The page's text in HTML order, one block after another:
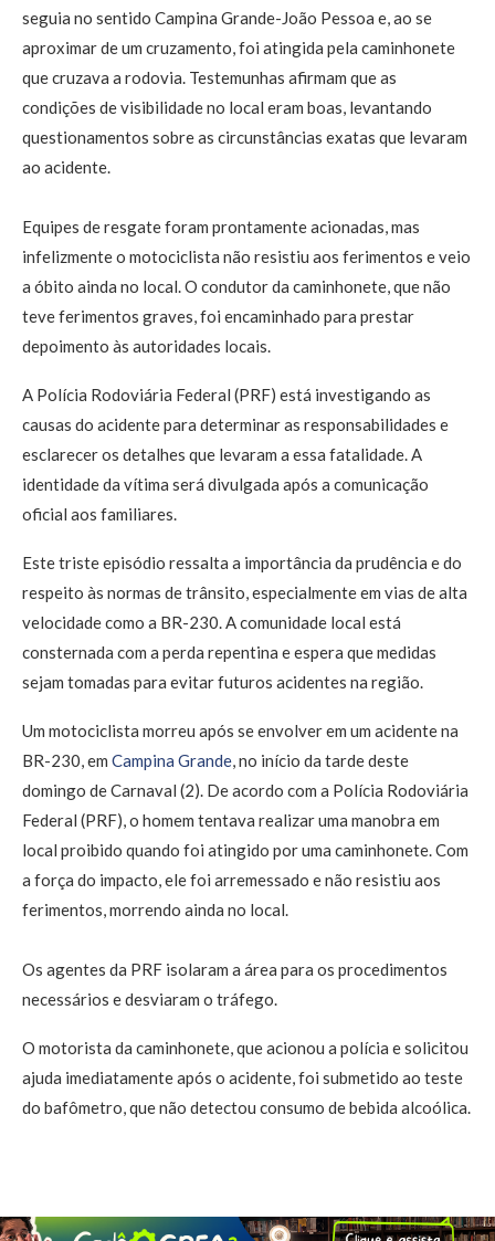
seguia no sentido Campina Grande-João Pessoa e, ao se
aproximar de um cruzamento, foi atingida pela caminhonete
que cruzava a rodovia. Testemunhas afirmam que as
condições de visibilidade no local eram boas, levantando
questionamentos sobre as circunstâncias exatas que levaram
ao acidente.
Equipes de resgate foram prontamente acionadas, mas
infelizmente o motociclista não resistiu aos ferimentos e veio
a óbito ainda no local. O condutor da caminhonete, que não
teve ferimentos graves, foi encaminhado para prestar
depoimento às autoridades locais.
A Polícia Rodoviária Federal (PRF) está investigando as
causas do acidente para determinar as responsabilidades e
esclarecer os detalhes que levaram a essa fatalidade. A
identidade da vítima será divulgada após a comunicação
oficial aos familiares.
Este triste episódio ressalta a importância da prudência e do
respeito às normas de trânsito, especialmente em vias de alta
velocidade como a BR-230. A comunidade local está
consternada com a perda repentina e espera que medidas
sejam tomadas para evitar futuros acidentes na região.
Um motociclista morreu após se envolver em um acidente na
BR-230, em Campina Grande, no início da tarde deste
domingo de Carnaval (2). De acordo com a Polícia Rodoviária
Federal (PRF), o homem tentava realizar uma manobra em
local proibido quando foi atingido por uma caminhonete. Com
a força do impacto, ele foi arremessado e não resistiu aos
ferimentos, morrendo ainda no local.
Os agentes da PRF isolaram a área para os procedimentos
necessários e desviaram o tráfego.
O motorista da caminhonete, que acionou a polícia e solicitou
ajuda imediatamente após o acidente, foi submetido ao teste
do bafômetro, que não detectou consumo de bebida alcoólica.